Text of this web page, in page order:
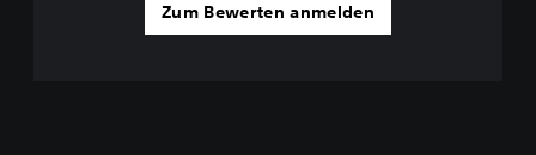
Zum Bewerten anmelden